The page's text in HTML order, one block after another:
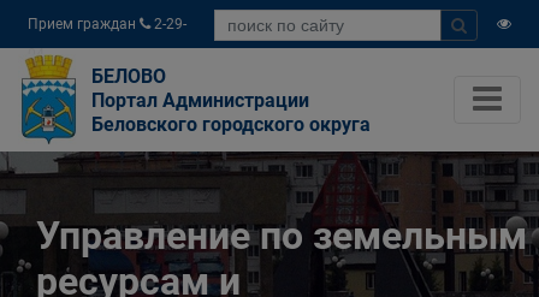
Прием граждан
2-29-
04
БЕЛОВО
Портал Администрации
Беловского городского округа
Управление по земельным
ресурсам и